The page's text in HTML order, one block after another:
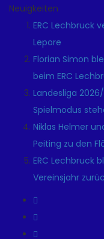
Neuigkeiten
ERC Lechbruck
Lepore
Florian Simon
beim ERC
Landesliga
Spielmodus
Niklas Helmer
Peiting zu den
ERC Lechbruck
Vereinsjahr